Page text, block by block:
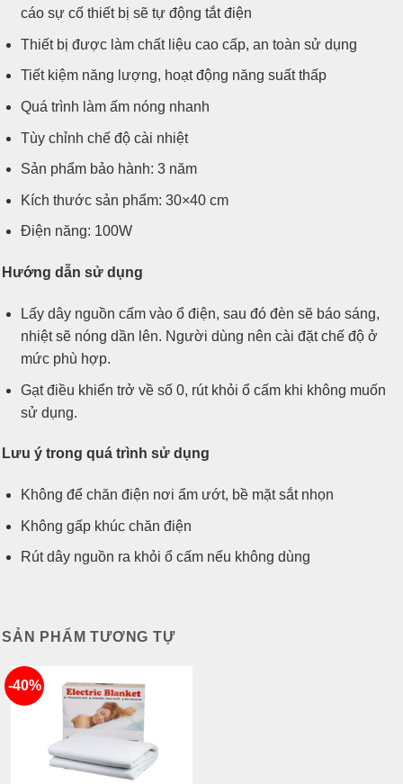
cáo sự cố thiết bị sẽ tự động tắt điện
Thiết bị được làm chất liệu cao cấp, an toàn sử dụng
Tiết kiệm năng lượng, hoạt động năng suất thấp
Quá trình làm ấm nóng nhanh
Tùy chỉnh chế độ cài nhiệt
Sản phẩm bảo hành: 3 năm
Kích thước sản phẩm: 30×40 cm
Điện năng: 100W
Hướng dẫn sử dụng
Lấy dây nguồn cấm vào ổ điện, sau đó đèn sẽ báo sáng,
nhiệt sẽ nóng dần lên. Người dùng nên cài đặt chế độ ở
mức phù hợp.
Gạt điều khiển trở về số 0, rút khỏi ổ cấm khi không muốn
sử dụng.
Lưu ý trong quá trình sử dụng
Không để chăn điện nơi ẩm ướt, bề mặt sắt nhọn
Không gấp khúc chăn điện
Rút dây nguồn ra khỏi ổ cấm nếu không dùng
SẢN PHẨM TƯƠNG TỰ
-40%